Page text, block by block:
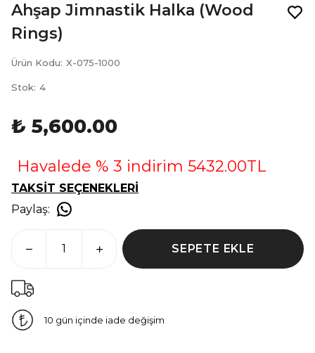
Ahşap Jimnastik Halka (Wood
Rings)
Ürün Kodu: X-075-1000
Stok: 4
₺ 5,600.00
Havalede % 3 indirim 5432.00TL
TAKSİT SEÇENEKLERİ
Paylaş:
SEPETE EKLE
10 gün içinde iade değişim